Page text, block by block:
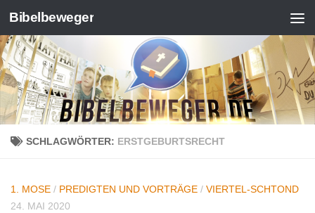
Zum Inhalt springen
Bibelbeweger
SCHLAGWÖRTER: ERSTGEBURTSRECHT
1. MOSE / PREDIGTEN UND VORTRÄGE / VIERTEL-SCHTOND
24. MAI 2020